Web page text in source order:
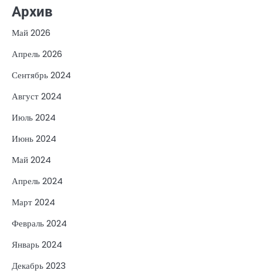
Архив
Май 2026
Апрель 2026
Сентябрь 2024
Август 2024
Июль 2024
Июнь 2024
Май 2024
Апрель 2024
Март 2024
Февраль 2024
Январь 2024
Декабрь 2023